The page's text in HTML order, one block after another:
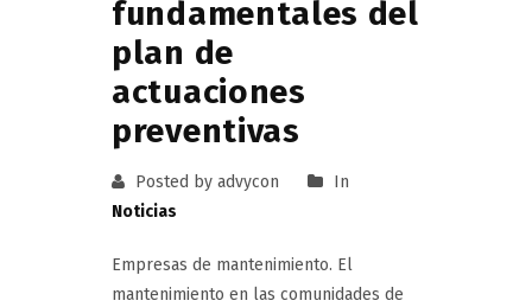
fundamentales del
plan de
actuaciones
preventivas
Posted by advycon
In
Noticias
Empresas de mantenimiento. El
mantenimiento en las comunidades de